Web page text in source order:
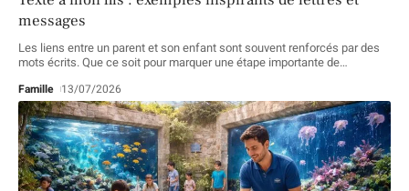
messages
Les liens entre un parent et son enfant sont souvent renforcés par des
mots écrits. Que ce soit pour marquer une étape importante de…
Famille 13/07/2026